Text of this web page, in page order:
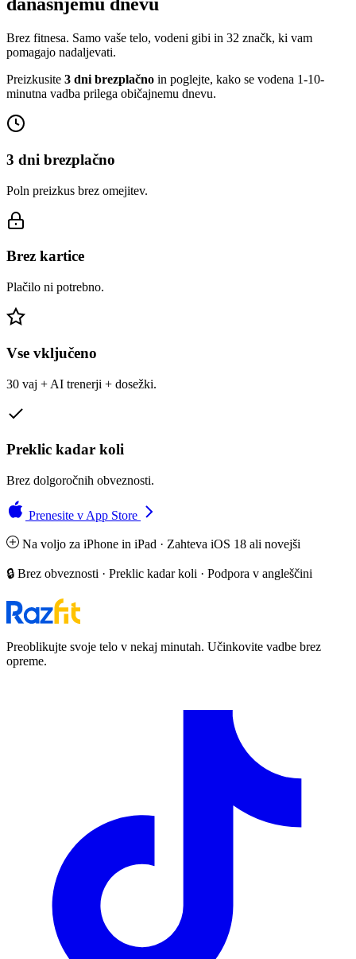
današnjemu dnevu
Brez fitnesa. Samo vaše telo, vodeni gibi in 32 značk, ki vam
pomagajo nadaljevati.
Preizkusite 3 dni brezplačno in poglejte, kako se vodena 1-10-
minutna vadba prilega običajnemu dnevu.
3 dni brezplačno
Poln preizkus brez omejitev.
Brez kartice
Plačilo ni potrebno.
Vse vključeno
30 vaj + AI trenerji + dosežki.
Preklic kadar koli
Brez dolgoročnih obveznosti.
Prenesite v App Store
Na voljo za iPhone in iPad · Zahteva iOS 18 ali novejši
🔒 Brez obveznosti · Preklic kadar koli · Podpora v angleščini
Preoblikujte svoje telo v nekaj minutah. Učinkovite vadbe brez
opreme.